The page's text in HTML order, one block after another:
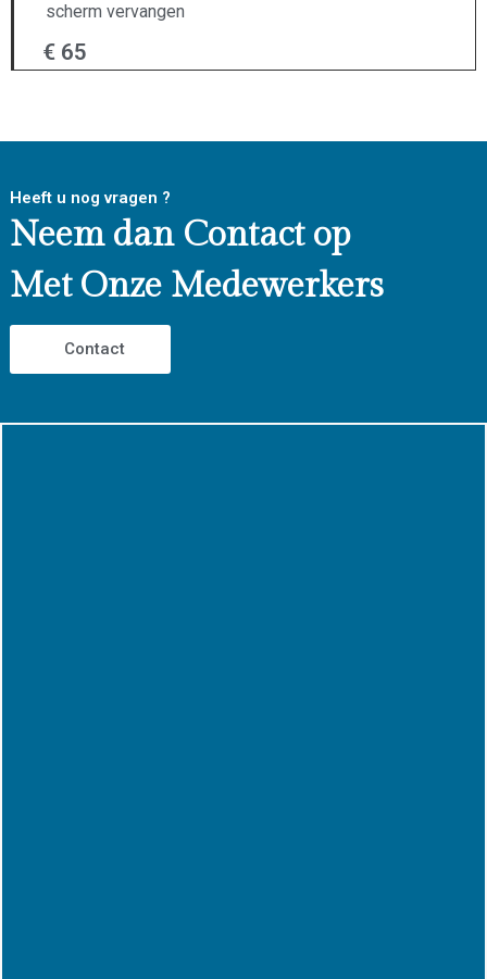
scherm vervangen
€ 65
Heeft u nog vragen ?
Neem dan Contact op
Met Onze Medewerkers
Contact